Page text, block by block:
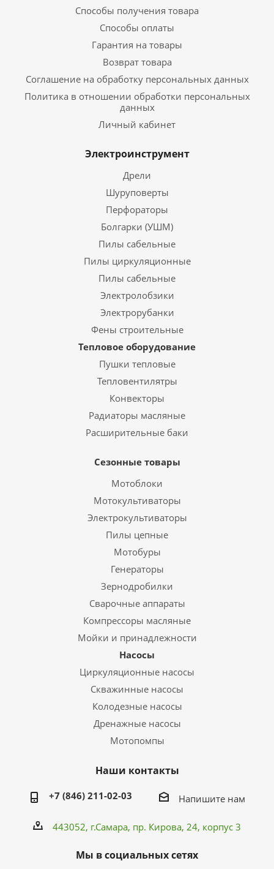
Способы получения товара
Способы оплаты
Гарантия на товары
Возврат товара
Соглашение на обработку персональных данных
Политика в отношении обработки персональных
данных
Личный кабинет
Электроинструмент
Дрели
Шуруповерты
Перфораторы
Болгарки (УШМ)
Пилы сабельные
Пилы циркуляционные
Пилы сабельные
Электролобзики
Электрорубанки
Фены строительные
Тепловое оборудование
Пушки тепловые
Тепловентилятры
Конвекторы
Радиаторы масляные
Расширительные баки
Сезонные товары
Мотоблоки
Мотокультиваторы
Электрокультиваторы
Пилы цепные
Мотобуры
Генераторы
Зернодробилки
Сварочные аппараты
Компрессоры масляные
Мойки и принадлежности
Насосы
Циркуляционные насосы
Скважинные насосы
Колодезные насосы
Дренажные насосы
Мотопомпы
Наши контакты
+7 (846) 211-02-03 Напишите нам
443052, г.Самара, пр. Кирова, 24, корпус 3
Мы в социальных сетях